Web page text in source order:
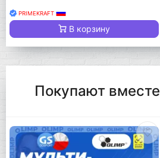
PRIMEKRAFT
В корзину
Покупают вместе